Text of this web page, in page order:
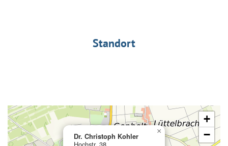
Standort
Dr. Christoph Kohler
Hochstr. 38
×
+
−